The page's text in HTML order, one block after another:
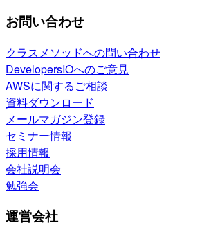
お問い合わせ
クラスメソッドへの問い合わせ
DevelopersIOへのご意見
AWSに関するご相談
資料ダウンロード
メールマガジン登録
セミナー情報
採用情報
会社説明会
勉強会
運営会社